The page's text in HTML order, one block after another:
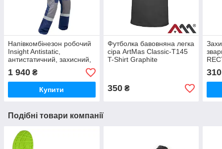
Напівкомбінезон робочий
Insight Antistatic,
антистатичний, захисний,
чоловічий спецодяг для
виробництва, Україна
1 940 ₴
Купити
Футболка бавовняна легка
сіра ArtMas Classic-T145
T-Shirt Graphite
350₴
310
Подібні товари компанії